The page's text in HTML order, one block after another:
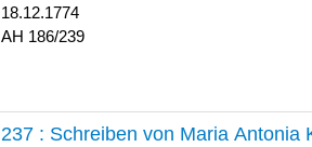
18.12.1774
186/239
237 : Schreiben von Maria Antonia